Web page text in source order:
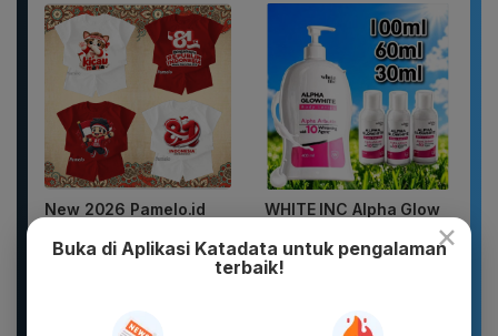
New 2026 Pamelo.id
Agustus Dirgahayu 81
2026 Katun...
WHITE INC Alpha Glow
Whitening &
Moisturizing |...
×
Buka di Aplikasi Katadata untuk pengalaman
terbaik!